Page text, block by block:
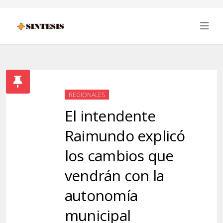
REGIONALES
El intendente
Raimundo explicó
los cambios que
vendrán con la
autonomía
municipal